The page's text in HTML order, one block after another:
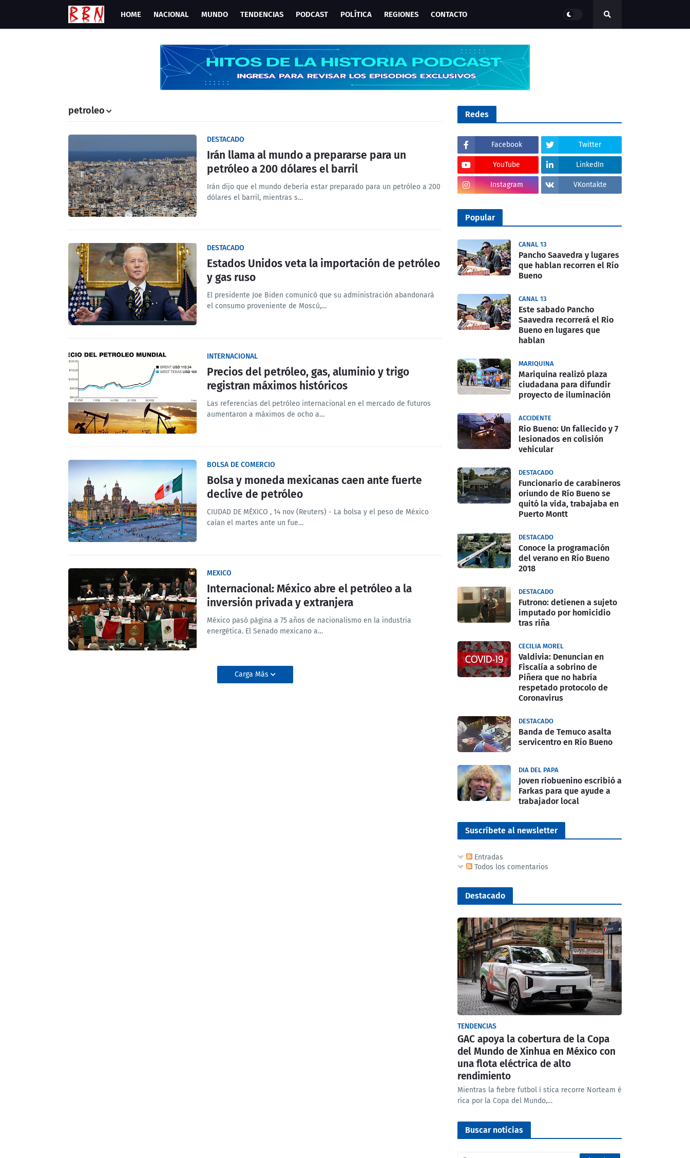
HOME NACIONAL MUNDO TENDENCIAS PODCAST POLÍTICA REGIONES CONTACTO
petroleo
DESTACADO
Irán llama al mundo a prepararse para un
petróleo a 200 dólares el barril
Irán dijo que el mundo debería estar preparado para un petróleo a 200
dólares el barril, mientras s…
DESTACADO
Estados Unidos veta la importación de petróleo
y gas ruso
El presidente Joe Biden comunicó que su administración abandonará
el consumo proveniente de Moscú,…
INTERNACIONAL
Precios del petróleo, gas, aluminio y trigo
registran máximos históricos
Las referencias del petróleo internacional en el mercado de futuros
aumentaron a máximos de ocho a…
BOLSA DE COMERCIO
Bolsa y moneda mexicanas caen ante fuerte
declive de petróleo
CIUDAD DE MÉXICO , 14 nov (Reuters) - La bolsa y el peso de México
caían el martes ante un fue…
MEXICO
Internacional: México abre el petróleo a la
inversión privada y extranjera
México pasó página a 75 años de nacionalismo en la industria
energética. El Senado mexicano a…
Carga Más
Redes
Facebook Twitter
YouTube LinkedIn
Instagram VKontakte
Popular
CANAL 13
Pancho Saavedra y lugares
que hablan recorren el Río
Bueno
CANAL 13
Este sabado Pancho
Saavedra recorrerá el Rio
Bueno en lugares que
hablan
MARIQUINA
Mariquina realizó plaza
ciudadana para difundir
proyecto de iluminación
ACCIDENTE
Rio Bueno: Un fallecido y 7
lesionados en colisión
vehicular
DESTACADO
Funcionario de carabineros
oriundo de Río Bueno se
quitó la vida, trabajaba en
Puerto Montt
DESTACADO
Conoce la programación
del verano en Río Bueno
2018
DESTACADO
Futrono: detienen a sujeto
imputado por homicidio
tras riña
CECILIA MOREL
Valdivia: Denuncian en
Fiscalía a sobrino de
Piñera que no habría
respetado protocolo de
Coronavirus
DESTACADO
Banda de Temuco asalta
servicentro en Río Bueno
DIA DEL PAPA
Joven riobuenino escribió a
Farkas para que ayude a
trabajador local
Suscríbete al newsletter
Entradas
Todos los comentarios
Destacado
TENDENCIAS
GAC apoya la cobertura de la Copa
del Mundo de Xinhua en México con
una flota eléctrica de alto
rendimiento
Mientras la fiebre futbol í stica recorre Norteam é
rica por la Copa del Mundo,…
Buscar noticias